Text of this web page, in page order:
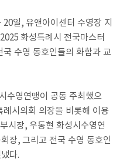
20일,유앤아이센터 수영장 지
화성특례시 전국마스터
수영 동호인들의 화합과 교
수영연맹이 공동 주최했으
시의회 의장을 비롯해 이용
부시장,우동현 화성시수영연
장,그리고 전국 수영 동호인
다.